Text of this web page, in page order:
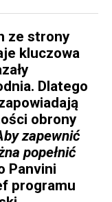
ze strony
kluczowa
Dlatego
obrony
zapewnić
popełnić
Panvini
programu